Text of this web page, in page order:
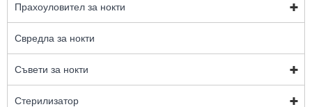
Прахоуловител за нокти
Свредла за нокти
Съвети за нокти
Стерилизатор